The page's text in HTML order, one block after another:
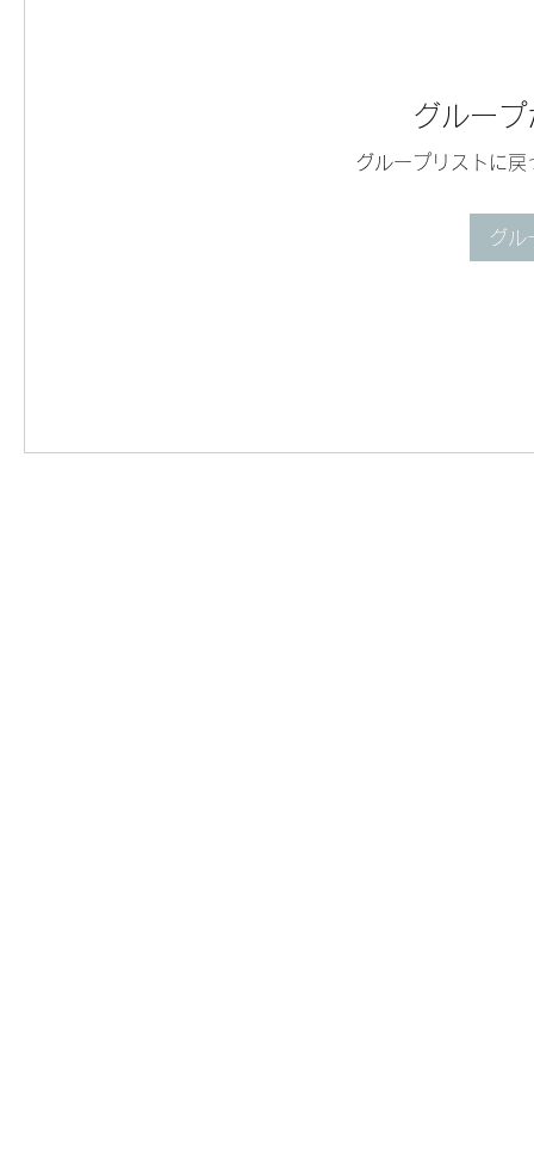
グルー
グループリストに
グル